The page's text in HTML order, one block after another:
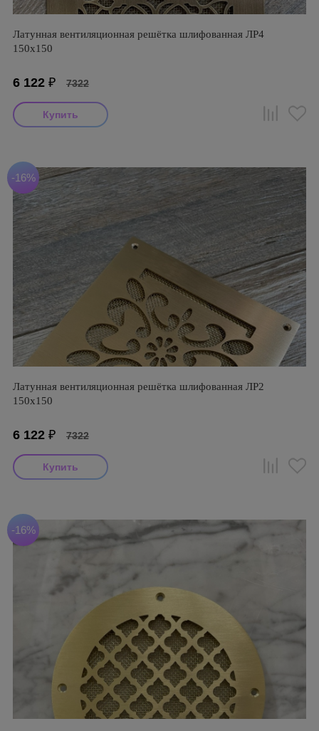
Латунная вентиляционная решётка шлифованная ЛР4
150х150
6 122 ₽ 7322
-16%
Латунная вентиляционная решётка шлифованная ЛР2
150х150
6 122 ₽ 7322
-16%